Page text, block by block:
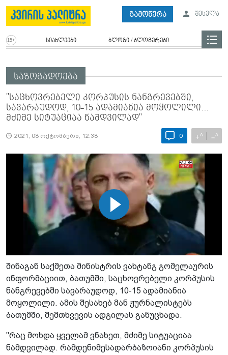
გამოწერა შესვლა
სიახლეები ბლოგი / ბლოგერები
საზოგადოება
"საცხოვრებელი კორპუსის ნანგრევებში,
სავარაუდოდ, 10-15 ადამიანია მოყოლილი...
მძიმე სიტუაციაა ნამდვილად"
2021, 08 ოქტომბერი, 12:38 0 +A −A
შინაგან საქმეთა მინისტრის ვახტანგ გომელაურის
ინფორმაციით, ბათუმში, საცხოვრებელი კორპუსის
ნანგრევებში სავარაუდოდ, 10-15 ადამიანია
მოყოლილი. ამის შესახებ მან ჟურნალისტებს
ბათუმში, შემთხვევის ადგილას განუცხადა.
"რაც მოხდა ყველამ ვნახეთ, მძიმე სიტუაციაა
ნამდვილად. რამდენიმესადარბაზოიანი კორპუსის